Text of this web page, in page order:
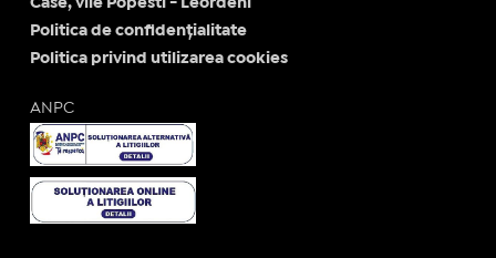
Case, vile Popesti - Leordeni
Politica de confidențialitate
Politica privind utilizarea cookies
ANPC